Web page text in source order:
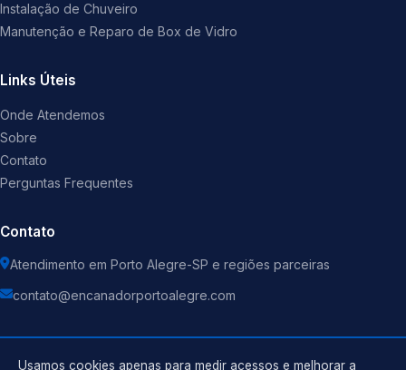
Instalação de Chuveiro
Manutenção e Reparo de Box de Vidro
Links Úteis
Onde Atendemos
Sobre
Contato
Perguntas Frequentes
Contato
Atendimento em Porto Alegre-SP e regiões parceiras
contato@encanadorportoalegre.com
Usamos cookies apenas para medir acessos e melhorar a